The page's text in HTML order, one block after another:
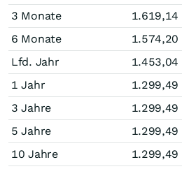
3 Monate
1.619,14
6 Monate
1.574,20
Lfd. Jahr
1.453,04
1 Jahr
1.299,49
3 Jahre
1.299,49
5 Jahre
1.299,49
10 Jahre
1.299,49